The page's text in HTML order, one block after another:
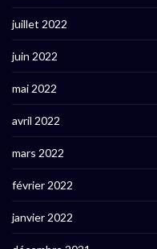
juillet 2022
juin 2022
mai 2022
avril 2022
mars 2022
février 2022
janvier 2022